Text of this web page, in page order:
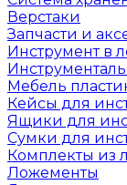
Верстаки
Запчасти и
Инструмент в
Мебель
Кейсы для
Ящики для
Сумки для
Комплекты из
Ложементы